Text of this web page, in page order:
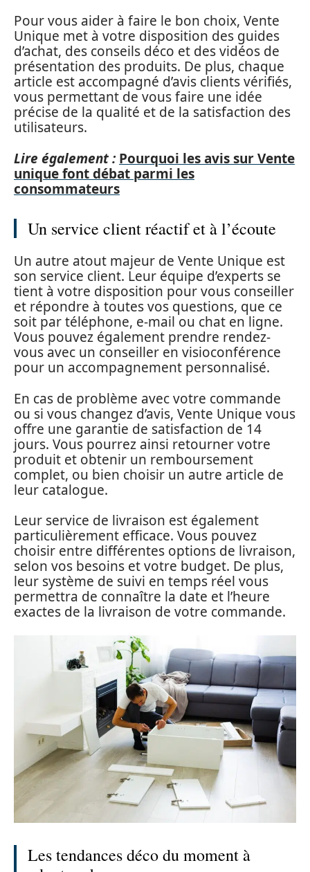
Pour vous aider à faire le bon choix, Vente
Unique met à votre disposition des guides
d’achat, des conseils déco et des vidéos de
présentation des produits. De plus, chaque
article est accompagné d’avis clients vérifiés,
vous permettant de vous faire une idée
précise de la qualité et de la satisfaction des
utilisateurs.
Lire également : Pourquoi les avis sur Vente
unique font débat parmi les
consommateurs
Un service client réactif et à l’écoute
Un autre atout majeur de Vente Unique est
son service client. Leur équipe d’experts se
tient à votre disposition pour vous conseiller
et répondre à toutes vos questions, que ce
soit par téléphone, e-mail ou chat en ligne.
Vous pouvez également prendre rendez-
vous avec un conseiller en visioconférence
pour un accompagnement personnalisé.
En cas de problème avec votre commande
ou si vous changez d’avis, Vente Unique vous
offre une garantie de satisfaction de 14
jours. Vous pourrez ainsi retourner votre
produit et obtenir un remboursement
complet, ou bien choisir un autre article de
leur catalogue.
Leur service de livraison est également
particulièrement efficace. Vous pouvez
choisir entre différentes options de livraison,
selon vos besoins et votre budget. De plus,
leur système de suivi en temps réel vous
permettra de connaître la date et l’heure
exactes de la livraison de votre commande.
Les tendances déco du moment à